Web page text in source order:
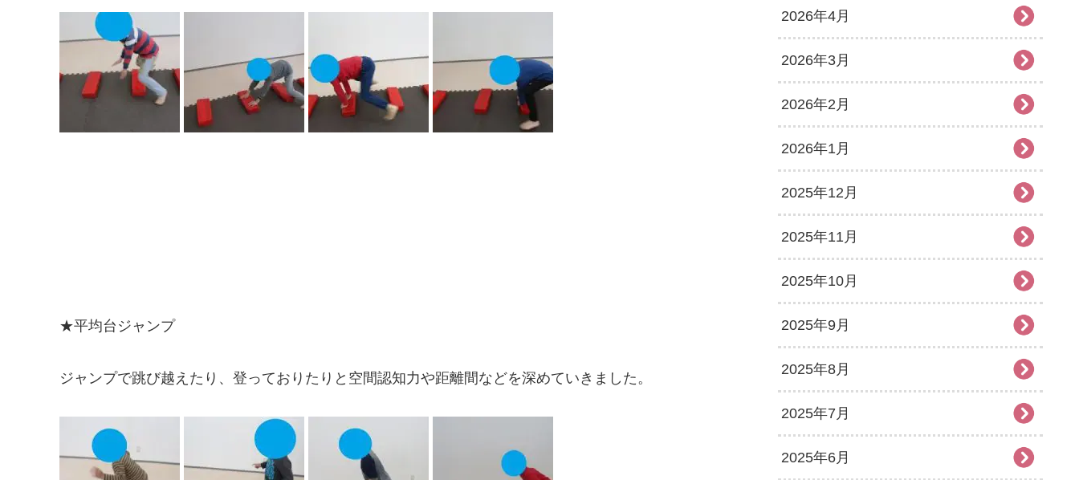
★平均台ジャンプ
ジャンプで跳び越えたり、登っておりたりと空間認知力や距離間などを深めていきました。
2026年4月
2026年3月
2026年2月
2026年1月
2025年12月
2025年11月
2025年10月
2025年9月
2025年8月
2025年7月
2025年6月